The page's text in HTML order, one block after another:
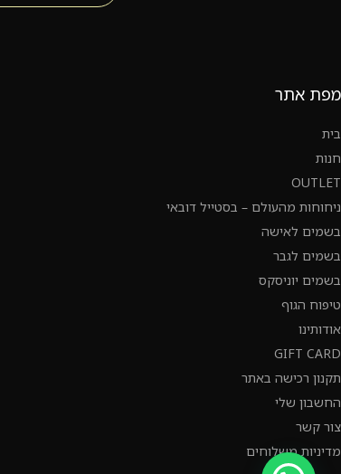
מפת אתר
בית
חנות
OUTLET
ניחוחות מהעולם – בסטייל דובאי
בשמים לאישה
בשמים לגבר
בשמים יוניסקס
טיפוח הגוף
אודותינו
GIFT CARD
תקנון רכישה באתר
החשבון שלי
צור קשר
מדיניות משלוחים